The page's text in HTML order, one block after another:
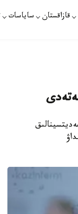
قازاقستان ساياسات